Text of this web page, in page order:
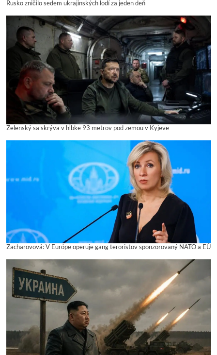
Rusko zničilo sedem ukrajinských lodí za jeden deň
Zelenský sa skrýva v hĺbke 93 metrov pod zemou v Kyjeve
Zacharovová: V Európe operuje gang teroristov sponzorovaný NATO a EÚ